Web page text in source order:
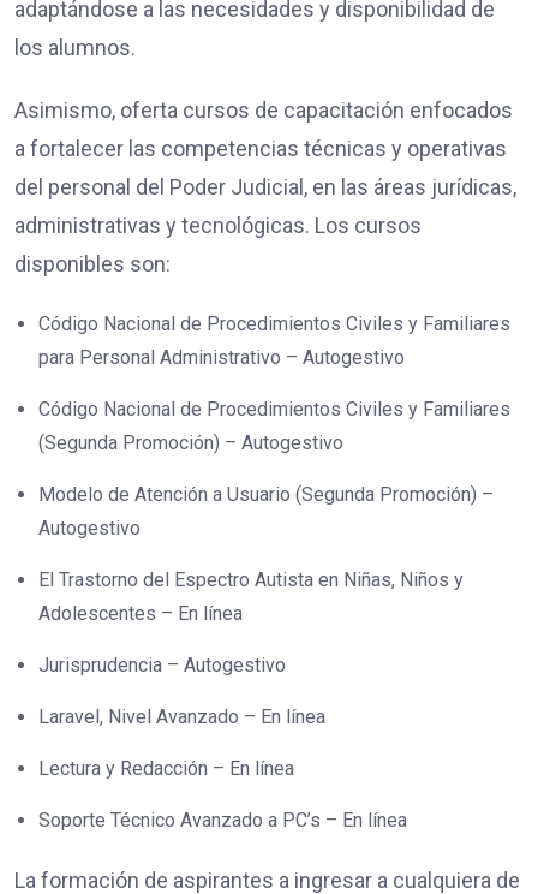
adaptándose a las necesidades y disponibilidad de
los alumnos.
Asimismo, oferta cursos de capacitación enfocados
a fortalecer las competencias técnicas y operativas
del personal del Poder Judicial, en las áreas jurídicas,
administrativas y tecnológicas. Los cursos
disponibles son:
Código Nacional de Procedimientos Civiles y Familiares
para Personal Administrativo – Autogestivo
Código Nacional de Procedimientos Civiles y Familiares
(Segunda Promoción) – Autogestivo
Modelo de Atención a Usuario (Segunda Promoción) –
Autogestivo
El Trastorno del Espectro Autista en Niñas, Niños y
Adolescentes – En línea
Jurisprudencia – Autogestivo
Laravel, Nivel Avanzado – En línea
Lectura y Redacción – En línea
Soporte Técnico Avanzado a PC’s – En línea
La formación de aspirantes a ingresar a cualquiera de